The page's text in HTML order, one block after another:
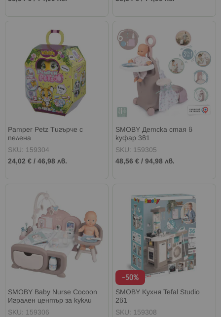
Pamper Petz Тигърче с
пелена
SKU: 159304
24,02 € / 46,98 лв.
SMOBY Детска стая в
куфар 3в1
SKU: 159305
48,56 € /94,98 лв.
SMOBY Baby Nurse Cocoon
Игрален център за кукли
SKU: 159306
-50%
SMOBY Кухня Tefal Studio
2в1
SKU: 159308